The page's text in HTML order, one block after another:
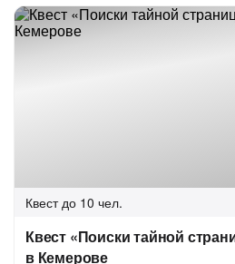
Квест до 10 чел.
Квест «Поиски тайной
в Кемерове